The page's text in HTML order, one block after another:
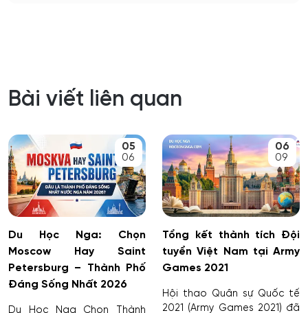
Bài viết liên quan
05
06
Du Học Nga: Chọn
Moscow Hay Saint
Petersburg – Thành Phố
Đáng Sống Nhất 2026
Du Học Nga Chọn Thành
06
09
Tổng kết thành tích Đội
tuyển Việt Nam tại Army
Games 2021
Hội thao Quân sự Quốc tế
2021 (Army Games 2021) đã